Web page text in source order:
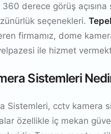
derece görüş
seçenekleri.
firmamız, dome
ile hizmet
Sistemleri
Sistemleri, cctv kamera
özellikle iç mekan